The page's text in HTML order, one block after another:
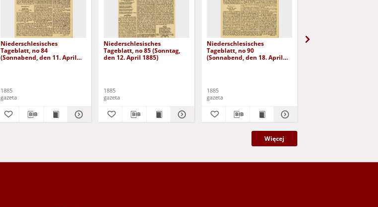
Niederschlesisches
Tageblatt, no 84
(Sonnabend, den 11. April
1885
gazeta
Niederschlesisches
Tageblatt, no 85 (Sonntag,
den 12. April 1885)
1885
gazeta
Niederschlesisches
Tageblatt, no 90
(Sonnabend, den 18. April
1885
gazeta
Więcej